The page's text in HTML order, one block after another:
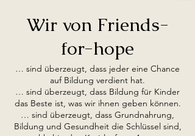
Wir von Friends-
for-hope
… sind überzeugt, dass jeder eine Chance
auf Bildung verdient hat.
… sind überzeugt, dass Bildung für Kinder
das Beste ist, was wir ihnen geben können.
… sind überzeugt, dass Grundnahrung,
Bildung und Gesundheit die Schlüssel sind,